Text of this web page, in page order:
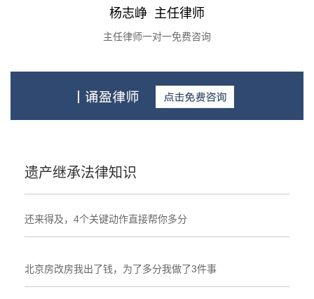
杨志峥 主任律师
主任律师一对一免费咨询
遗产继承法律知识
还来得及，4个关键动作直接帮你多分
北京房改房我出了钱，为了多分我做了3件事